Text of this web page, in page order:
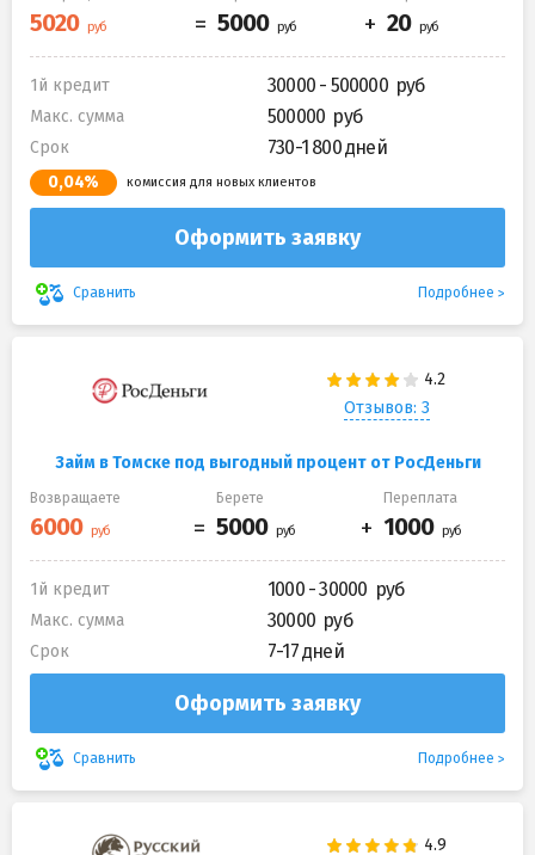
1й кредит 30000 - 500000
Макс. сумма 500000
Срок 730-1 800 дней
0,04% комиссия для новых клиентов
Оформить заявку
Сравнить Подробнее
Отзывов: 3
Займ в Томске под выгодный процент от РосДеньги
Возвращаете Берете Переплата
1й кредит 1000 - 30000
Макс. сумма 30000
Срок 7-17 дней
Оформить заявку
Сравнить Подробнее